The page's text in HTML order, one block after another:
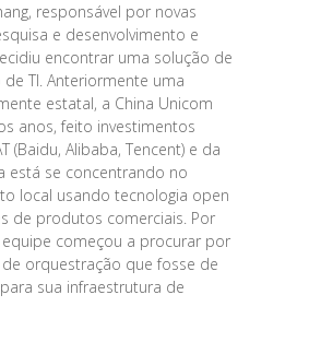
responsável por novas
e desenvolvimento e
encontrar uma solução de
TI. Anteriormente uma
estatal, a China Unicom
anos, feito investimentos
(Baidu, Alibaba, Tencent) e da
está se concentrando no
local usando tecnologia open
de produtos comerciais. Por
começou a procurar por
orquestração que fosse de
sua infraestrutura de